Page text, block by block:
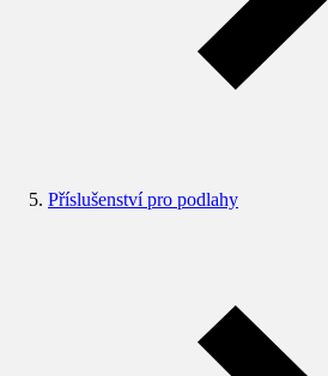
Příslušenství pro podlahy